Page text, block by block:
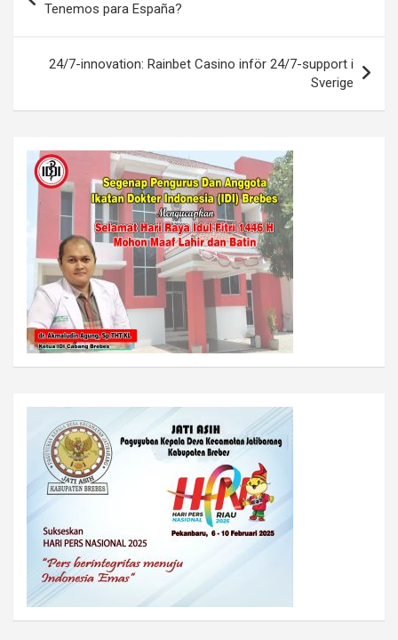
Tenemos para España?
24/7-innovation: Rainbet Casino inför 24/7-support i
Sverige